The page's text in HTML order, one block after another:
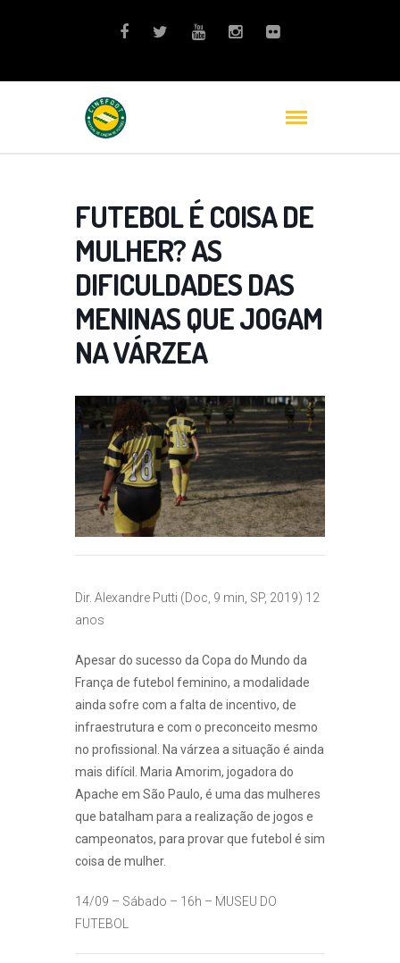
FUTEBOL É COISA DE
MULHER? AS
DIFICULDADES DAS
MENINAS QUE JOGAM
NA VÁRZEA
Dir. Alexandre Putti (Doc, 9 min, SP, 2019) 12
anos
Apesar do sucesso da Copa do Mundo da
França de futebol feminino, a modalidade
ainda sofre com a falta de incentivo, de
infraestrutura e com o preconceito mesmo
no profissional. Na várzea a situação é ainda
mais difícil. Maria Amorim, jogadora do
Apache em São Paulo, é uma das mulheres
que batalham para a realização de jogos e
campeonatos, para provar que futebol é sim
coisa de mulher.
14/09 – Sábado – 16h – MUSEU DO
FUTEBOL